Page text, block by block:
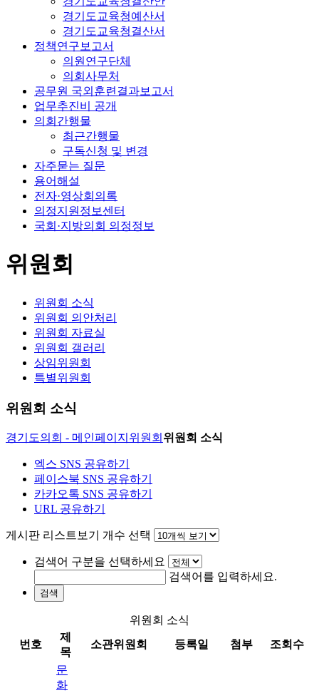
경기도교육청예산서
경기도교육청결산서
정책연구보고서
의원연구단체
의회사무처
공무원 국외훈련결과보고서
업무추진비 공개
의회간행물
최근간행물
구독신청 및 변경
자주묻는 질문
용어해설
전자·영상회의록
의정지원정보센터
국회·지방의회 의정정보
위원회
위원회 소식
위원회 의안처리
위원회 자료실
위원회 갤러리
상임위원회
특별위원회
위원회 소식
경기도의회 - 메인페이지 위원회 위원회 소식
엑스 SNS 공유하기
페이스북 SNS 공유하기
카카오톡 SNS 공유하기
URL 공유하기
게시판 리스트보기 개수 선택
검색어 구분을 선택하세요
검색어를 입력하세요.
검색
위원회 소식
번호
제
목
소관위원회 등록일 첨부 조회수
문
화